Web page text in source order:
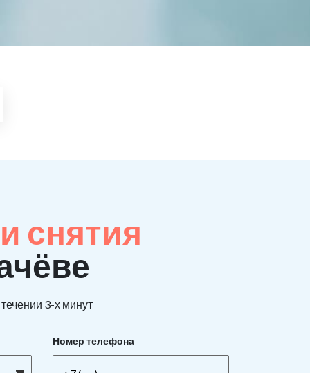
снятия
3-х минут
Номер телефона